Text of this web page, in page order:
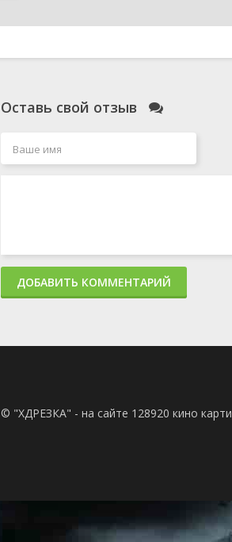
Оставь свой отзыв
ДОБАВИТЬ КОММЕНТАРИЙ
© "ХДРЕЗКА" - на сайте 128920 кино